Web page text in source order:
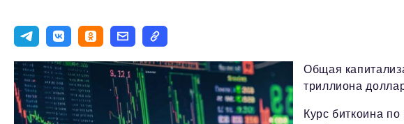
Общая
триллиона
Курс биткоина